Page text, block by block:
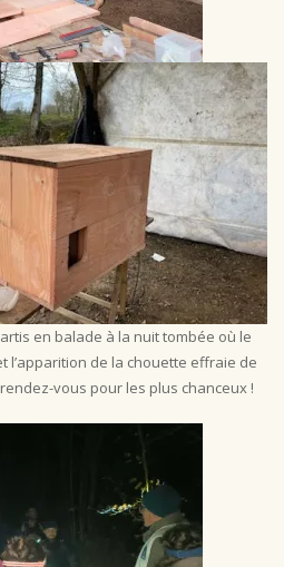
en balade à la nuit tombée où le
l’apparition de la chouette effraie de
vous pour les plus chanceux !